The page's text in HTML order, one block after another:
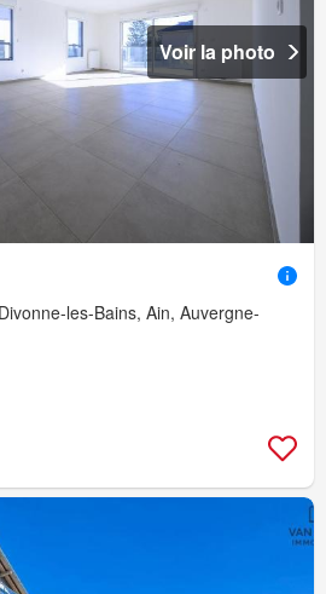
Voir la photo
les-Bains, Ain, Auvergne-